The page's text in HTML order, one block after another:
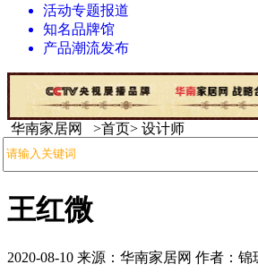
活动专题报道
知名品牌馆
产品潮流发布
华南家居网 >首页> 设计师
王红微
2020-08-10 来源：华南家居网 作者：锦